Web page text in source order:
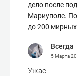
дело после
Мариуполе.
до 200
Всегда
5 Марта
Ужас..